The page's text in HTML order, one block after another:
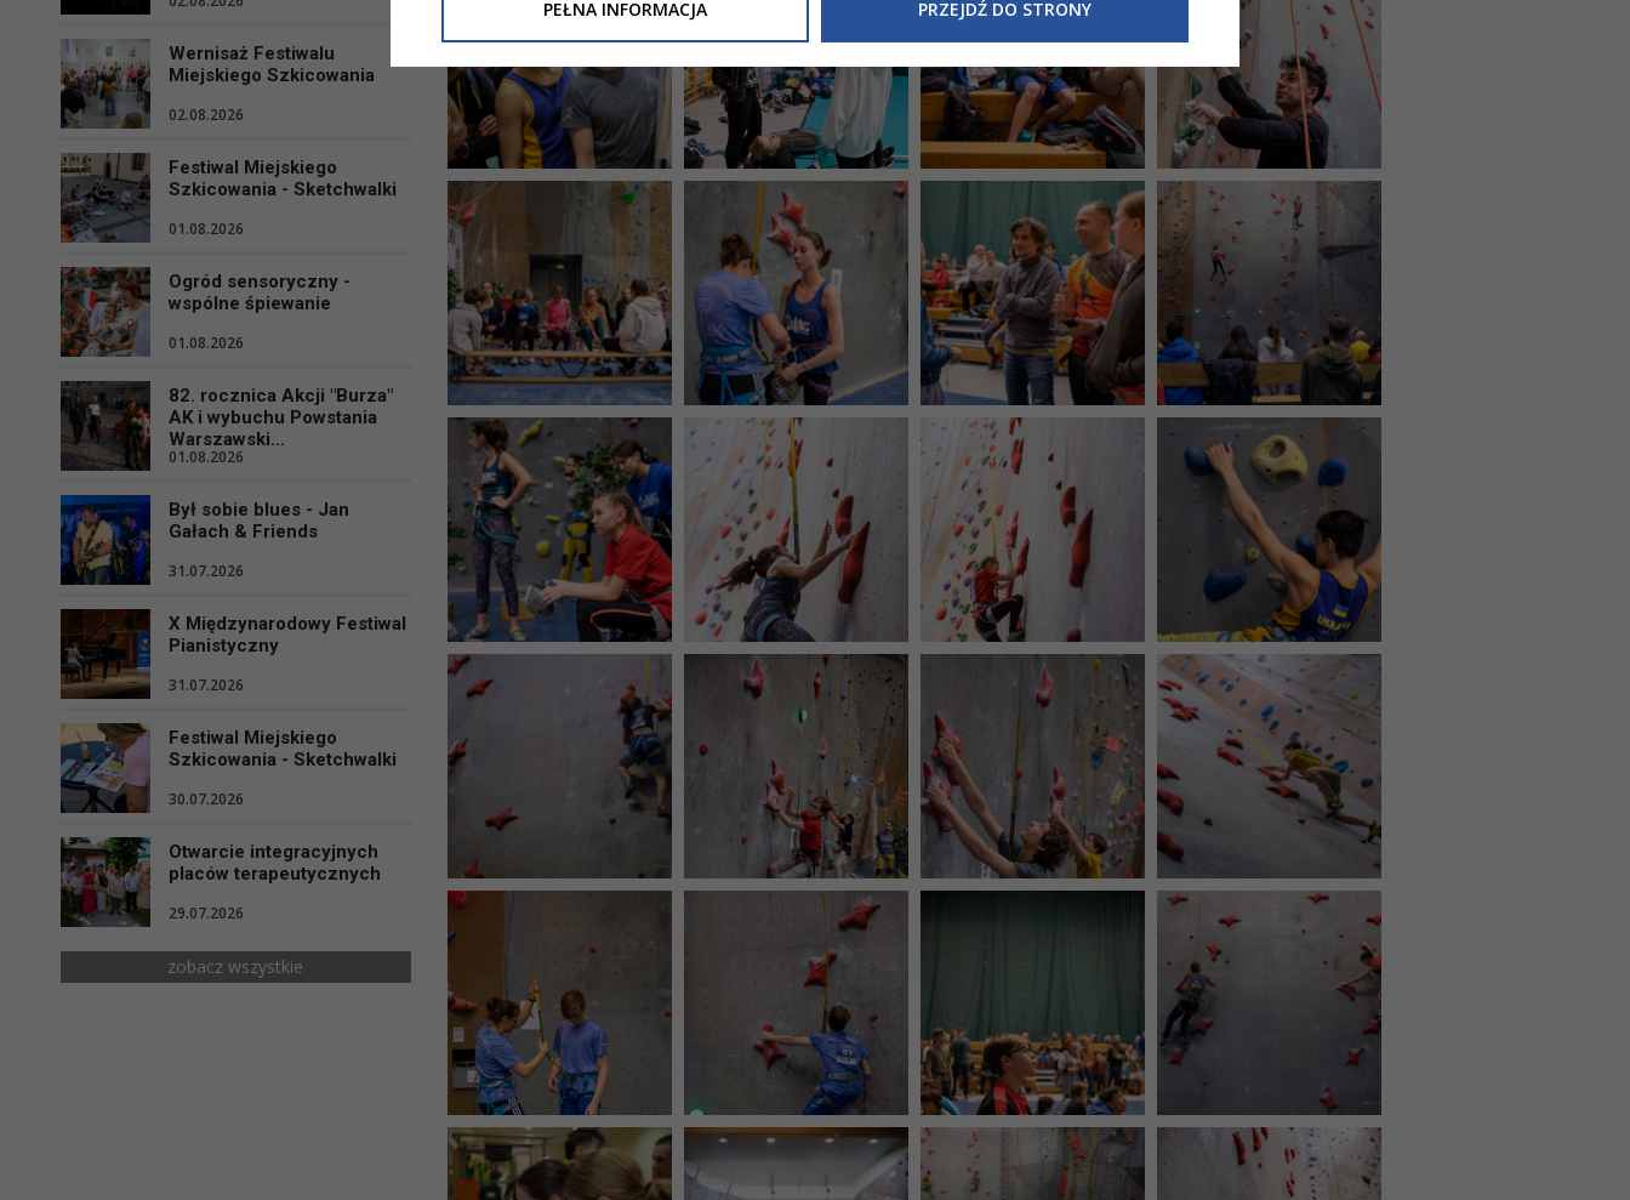
Wernisaż Festiwalu
Miejskiego Szkicowania
02.08.2026
Festiwal Miejskiego
Szkicowania - Sketchwalki
01.08.2026
Ogród sensoryczny -
wspólne śpiewanie
01.08.2026
82. rocznica Akcji "Burza"
AK i wybuchu Powstania
Warszawski...
01.08.2026
Był sobie blues - Jan
Gałach & Friends
31.07.2026
X Międzynarodowy Festiwal
Pianistyczny
31.07.2026
Festiwal Miejskiego
Szkicowania - Sketchwalki
30.07.2026
Otwarcie integracyjnych
placów terapeutycznych
29.07.2026
zobacz wszystkie
Niniejsza informacja nie wymaga od Państwa żadnych dodatkowych działań.
PEŁNA INFORMACJA PRZEJDŹ DO STRONY